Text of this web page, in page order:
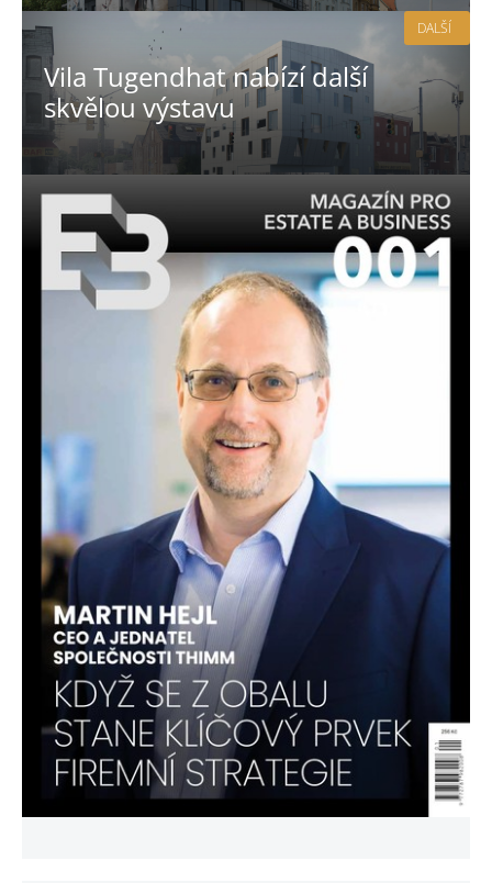
Vila Tugendhat nabízí další
skvělou výstavu
DALŠÍ